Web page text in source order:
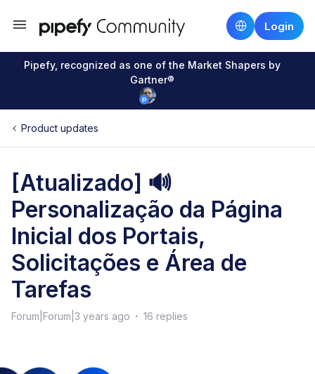
Login
Pipefy, recognized as one of the Market Shapers by
Gartner®
Product updates
[Atualizado] 🔊
Personalização da Página
Inicial dos Portais,
Solicitações e Área de
Tarefas
Forum|Forum|3 years ago 16 replies